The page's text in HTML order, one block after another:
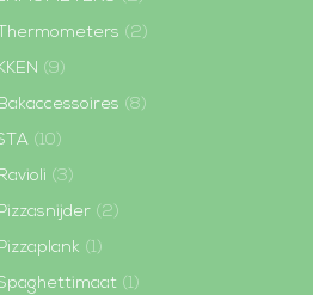
Thermometers (2)
(9)
(8)
(10)
(3)
(2)
(1)
(1)